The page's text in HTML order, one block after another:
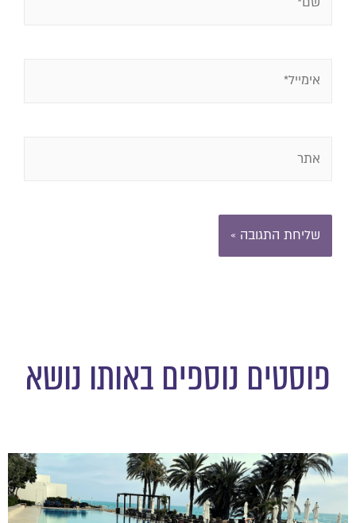
פוסטים נוספים באותו נושא